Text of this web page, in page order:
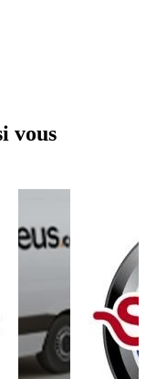
vous